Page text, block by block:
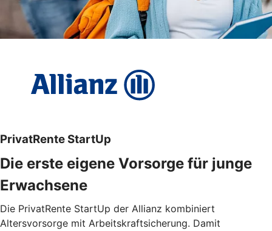
PrivatRente StartUp
Die erste eigene Vorsorge für junge
Erwachsene
Die PrivatRente StartUp der Allianz kombiniert
Altersvorsorge mit Arbeitskraftsicherung. Damit